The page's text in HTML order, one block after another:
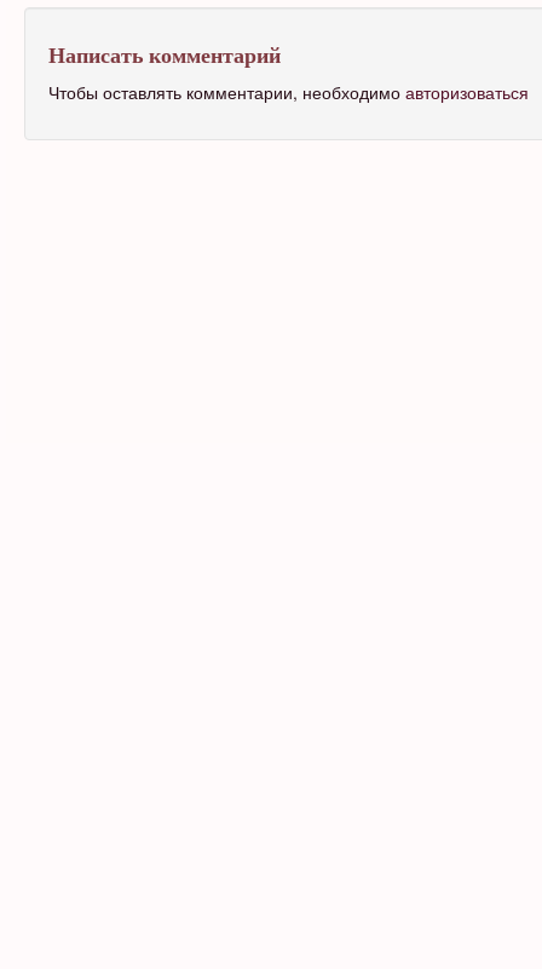
Написать комментарий
Чтобы оставлять комментарии, необходимо авторизоваться